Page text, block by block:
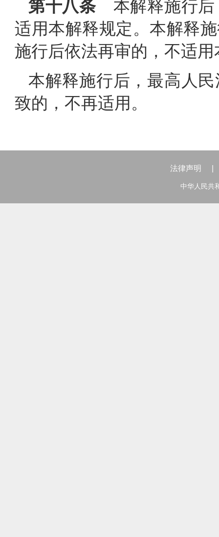
第十八条本解释施行后
适用本解释规定。本解释
施行后依法再审的，不适
本解释施行后，最高人
致的，不再适用。
法律声明
中华人民共